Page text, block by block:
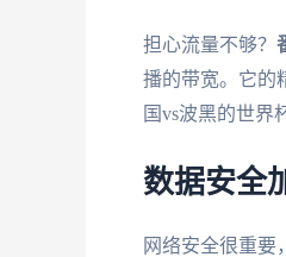
担心流量不够？
播的带宽。它的
国vs波黑的世界
数据安全
网络安全很重要，